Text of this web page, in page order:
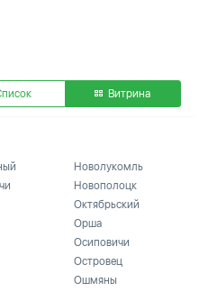
Витрина
Новолукомль
Новополоцк
Октябрьский
Орша
Осиповичи
Островец
Ошмяны